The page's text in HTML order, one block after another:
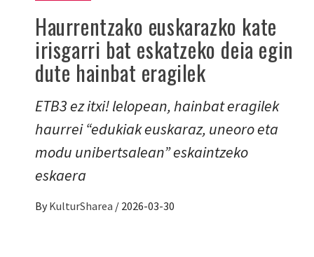
Haurrentzako euskarazko kate
irisgarri bat eskatzeko deia egin
dute hainbat eragilek
ETB3 ez itxi! lelopean, hainbat eragilek
haurrei “edukiak euskaraz, uneoro eta
modu unibertsalean” eskaintzeko
eskaera
By KulturSharea / 2026-03-30